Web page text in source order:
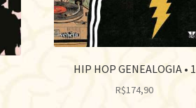
HIP HOP GENEALOGIA • 1
R$174,90